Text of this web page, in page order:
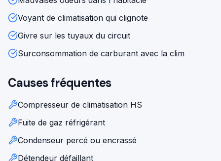
Voyant de climatisation qui clignote
Givre sur les tuyaux du circuit
Surconsommation de carburant avec la clim
Causes fréquentes
Compresseur de climatisation HS
Fuite de gaz réfrigérant
Condenseur percé ou encrassé
Détendeur défaillant